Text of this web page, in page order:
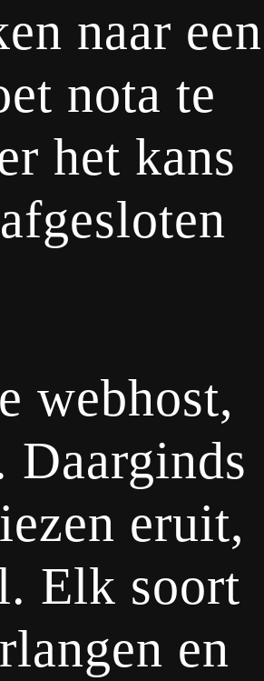
naar een
nota te
het kans
webhost,
Daarginds
eruit,
Elk soort
en